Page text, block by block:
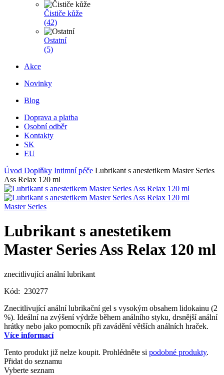
Čističe kůže
(42)
Ostatní
(5)
Akce
Novinky
Blog
Doprava a platba
Osobní odběr
Kontakty
SK
EU
Úvod Doplňky Intimní péče Lubrikant s anestetikem Master Series
Ass Relax 120 ml
Master Series
Lubrikant s anestetikem
Master Series Ass Relax 120 ml
znecitlivující anální lubrikant
Kód: 230277
Znecitlivující anální lubrikační gel s vysokým obsahem lidokainu (2
%). Ideální na zvýšení výdrže během análního styku, drsnější anální
hrátky nebo jako pomocník při zavádění větších análních hraček.
Více informací
Tento produkt již nelze koupit. Prohlédněte si podobné produkty.
Přidat do seznamu
Vyberte seznam